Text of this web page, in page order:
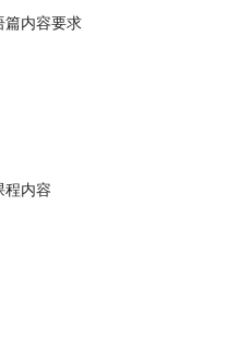
篇内容要求
程内容